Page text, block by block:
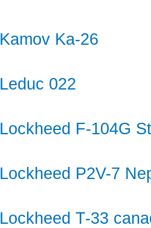
Kamov Ka-26
Leduc 022
Lockheed F-104G
Lockheed P2V-7
Lockheed T-33